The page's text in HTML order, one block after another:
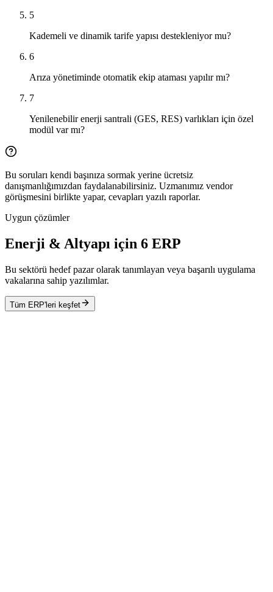
5
Kademeli ve dinamik tarife yapısı destekleniyor mu?
6
Arıza yönetiminde otomatik ekip ataması yapılır mı?
7
Yenilenebilir enerji santrali (GES, RES) varlıkları için özel
modül var mı?
Bu soruları kendi başınıza sormak yerine ücretsiz
danışmanlığımızdan faydalanabilirsiniz. Uzmanımız vendor
görüşmesini birlikte yapar, cevapları yazılı raporlar.
Uygun çözümler
Enerji & Altyapı için 6 ERP
Bu sektörü hedef pazar olarak tanımlayan veya başarılı uygulama
vakalarına sahip yazılımlar.
Tüm ERP'leri keşfet